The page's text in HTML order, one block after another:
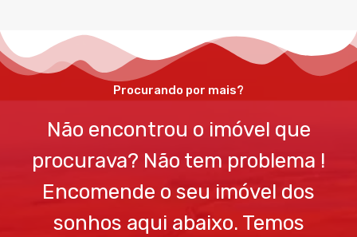
Procurando por mais?
Não encontrou o imóvel que
procurava? Não tem problema !
Encomende o seu imóvel dos
sonhos aqui abaixo. Temos